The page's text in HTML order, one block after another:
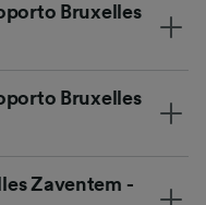
Bruxelles
Bruxelles
Zaventem -